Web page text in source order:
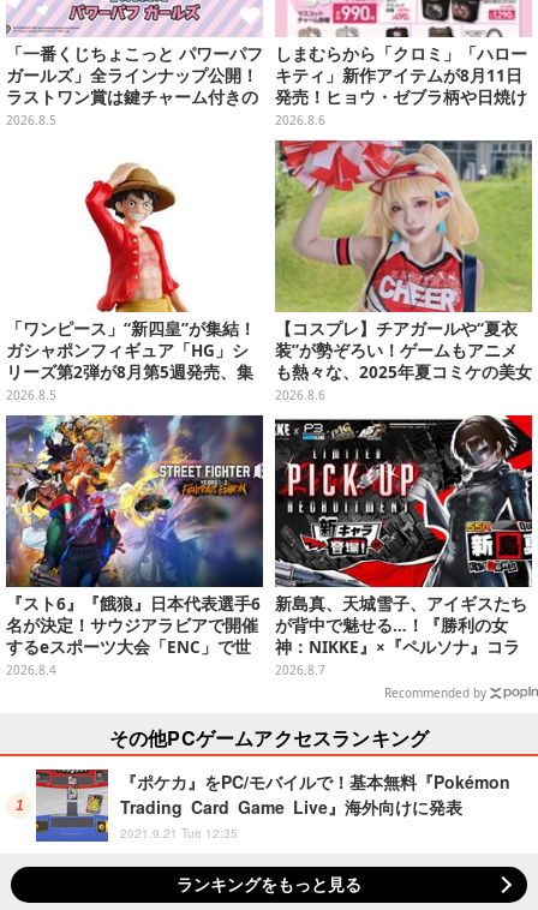
「一番くじちょこっと パワーパフ
ガールズ」全ラインナップ公開！
ラストワン賞は鍵チャーム付きの
シール帳スペシャルセットを用意
2026.8.5
しまむらから「クロミ」「ハロー
キティ」新作アイテムが8月11日
発売！ヒョウ・ゼブラ柄や日焼け
デザインの可愛い雑貨・アパレル
など多数
2026.8.6
「ワンピース」“新四皇”が集結！
ガシャポンフィギュア「HG」シ
リーズ第2弾が8月第5週発売、集
めて並べたくなるクオリティ
2026.8.5
【コスプレ】チアガールや“夏衣
装”が勢ぞろい！ゲームもアニメ
も熱々な、2025年夏コミケの美女
レイヤーをプレイバック
2026.8.6
『スト6』『餓狼』日本代表選手6
名が決定！サウジアラビアで開催
するeスポーツ大会「ENC」で世
界に挑む
2026.8.4
新島真、天城雪子、アイギスたち
が背中で魅せる…！『勝利の女
神：NIKKE』×『ペルソナ』コラ
ボキャラ＆KV解禁
2026.8.7
Recommended by
その他PCゲームアクセスランキング
『ポケカ』をPC/モバイルで！基本無料『Pokémon
Trading Card Game Live』海外向けに発表
2021.9.21 Tue 12:35
ランキングをもっと見る